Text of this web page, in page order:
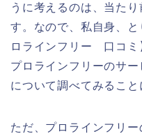
うに考えるのは、当た
す。なので、私自身、
ロラインフリー 口コミ
プロラインフリーのサ
について調べてみること
ただ、プロラインフリ